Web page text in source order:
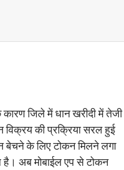
कारण जिले में धान खरीदी में तेजी
विक्रय की प्रक्रिया सरल हुई
बेचने के लिए टोकन मिलने लगा
अब मोबाईल एप से टोकन